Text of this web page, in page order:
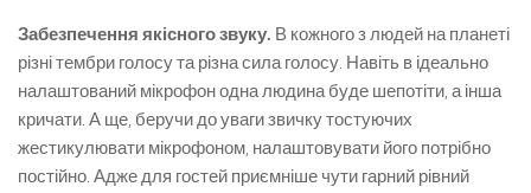
Забезпечення якісного звуку. В кожного з людей на планеті
різні тембри голосу та різна сила голосу. Навіть в ідеально
налаштований мікрофон одна людина буде шепотіти, а інша
кричати. А ще, беручи до уваги звичку тостуючих
жестикулювати мікрофоном, налаштовувати його потрібно
постійно. Адже для гостей приємніше чути гарний рівний